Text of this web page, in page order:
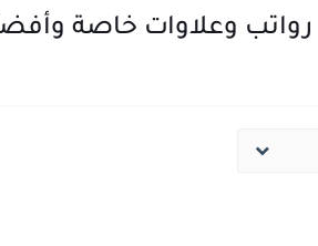
الشريف... فتح باب التقديم للمعاهد الفنية
رواتب وعلاوات خاصة